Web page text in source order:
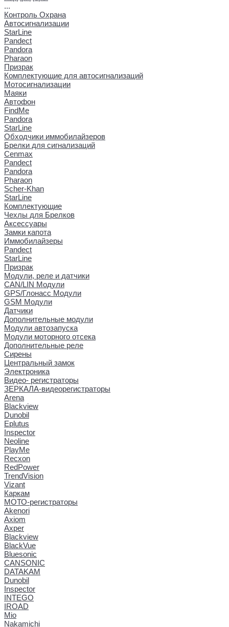
...
Контроль Охрана
Автосигнализации
StarLine
Pandect
Pandora
Pharaon
Призрак
Комплектующие для автосигнализаций
Мотосигнализации
Маяки
Автофон
FindMe
Pandora
StarLine
Обходчики иммобилайзеров
Брелки для сигнализаций
Cenmax
Pandect
Pandora
Pharaon
Scher-Khan
StarLine
Комплектующие
Чехлы для Брелков
Аксессуары
Замки капота
Иммобилайзеры
Pandect
StarLine
Призрак
Модули, реле и датчики
CAN/LIN Модули
GPS/Глонасс Модули
GSM Модули
Датчики
Дополнительные модули
Модули автозапуска
Модули моторного отсека
Дополнительные реле
Сирены
Центральный замок
Электроника
Видео- регистраторы
ЗЕРКАЛА-видеорегистраторы
Arena
Blackview
Dunobil
Eplutus
Inspector
Neoline
PlayMe
Recxon
RedPower
TrendVision
Vizant
Каркам
МОТО-регистраторы
Akenori
Axiom
Axper
Blackview
BlackVue
Bluesonic
CANSONIC
DATAKAM
Dunobil
Inspector
INTEGO
IROAD
Mio
Nakamichi